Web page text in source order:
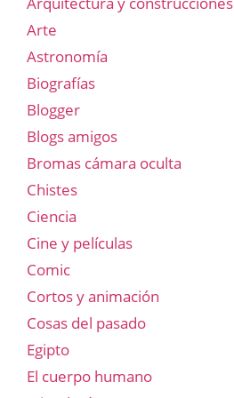
Arte
Astronomía
Biografías
Blogger
Blogs amigos
Bromas cámara oculta
Chistes
Ciencia
Cine y películas
Comic
Cortos y animación
Cosas del pasado
Egipto
El cuerpo humano